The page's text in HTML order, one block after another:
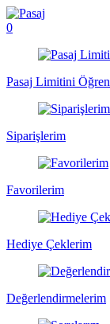
0
Pasaj Limitini Öğren
Siparişlerim
Favorilerim
Hediye Çeklerim
Değerlendirmelerim